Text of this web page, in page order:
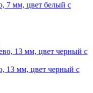
7 мм, цвет белый с
13 мм, цвет черный с